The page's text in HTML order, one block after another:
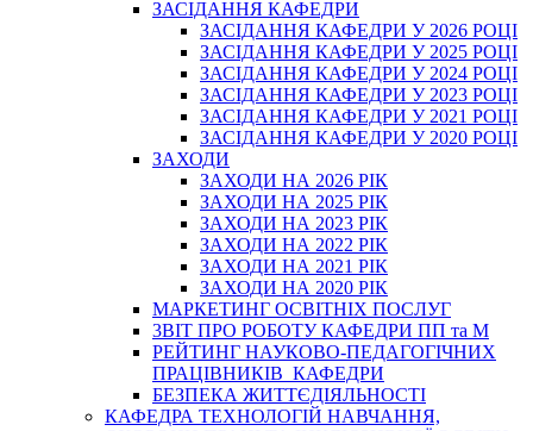
ЗАСІДАННЯ КАФЕДРИ
ЗАСІДАННЯ КАФЕДРИ У 2026 РОЦІ
ЗАСІДАННЯ КАФЕДРИ У 2025 РОЦІ
ЗАСІДАННЯ КАФЕДРИ У 2024 РОЦІ
ЗАСІДАННЯ КАФЕДРИ У 2023 РОЦІ
ЗАСІДАННЯ КАФЕДРИ У 2021 РОЦІ
ЗАСІДАННЯ КАФЕДРИ У 2020 РОЦІ
ЗАХОДИ
ЗАХОДИ НА 2026 РІК
ЗАХОДИ НА 2025 РІК
ЗАХОДИ НА 2023 РІК
ЗАХОДИ НА 2022 РІК
ЗАХОДИ НА 2021 РІК
ЗАХОДИ НА 2020 РІК
МАРКЕТИНГ ОСВІТНІХ ПОСЛУГ
3BIT ПРО РОБОТУ КАФЕДРИ ПП та М
РЕЙТИНГ НАУКОВО-ПЕДАГОГІЧНИХ
ПРАЦІВНИКІВ КАФЕДРИ
БЕЗПЕКА ЖИТТЄДІЯЛЬНОСТІ
КАФЕДРА ТЕХНОЛОГІЙ НАВЧАННЯ,